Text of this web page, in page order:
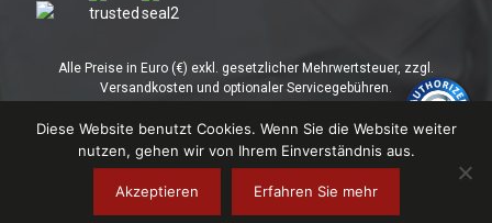
Alle Preise in Euro (€) exkl. gesetzlicher Mehrwertsteuer, zzgl.
Versandkosten und optionaler Servicegebühren.
In Einzelfällen können die Preise zudem von den online bestellbaren
Angeboten unter https://gastroland24.de abweichen.
Copyright © 2022Gastroland24. Alle Rechte vorbehalten.
Diese Website benutzt Cookies. Wenn Sie die Website weiter
nutzen, gehen wir von Ihrem Einverständnis aus.
Akzeptieren Erfahren Sie mehr